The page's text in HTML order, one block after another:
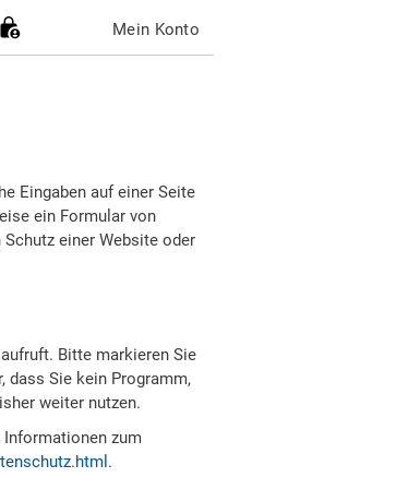
Mein Konto
Eingaben auf einer Seite
ein Formular von
einer Website oder
Bitte markieren Sie
dass Sie kein Programm,
weiter nutzen.
Informationen zum
.